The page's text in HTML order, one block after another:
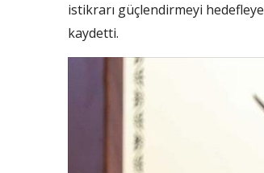
istikrarı güçlendirmeyi
kaydetti.